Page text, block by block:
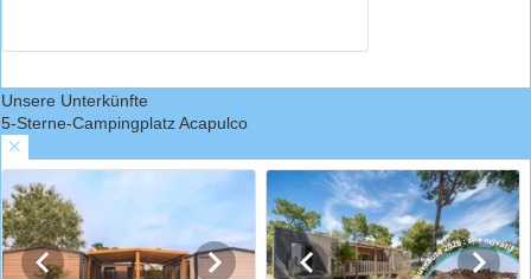
Unsere Unterkünfte
5-Sterne-Campingplatz Acapulco